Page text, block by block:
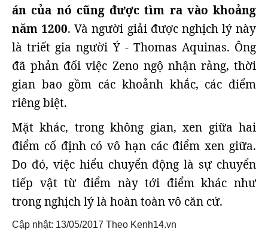
án của nó cũng được tìm ra vào khoảng
năm 1200. Và người giải được nghịch lý này
là triết gia người Ý - Thomas Aquinas. Ông
đã phản đối việc Zeno ngộ nhận rằng, thời
gian bao gồm các khoảnh khắc, các điểm
riêng biệt.
Mặt khác, trong không gian, xen giữa hai
điểm cố định có vô hạn các điểm xen giữa.
Do đó, việc hiểu chuyển động là sự chuyển
tiếp vật từ điểm này tới điểm khác như
trong nghịch lý là hoàn toàn vô căn cứ.
Cập nhật: 13/05/2017 Theo Kenh14.vn